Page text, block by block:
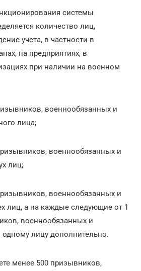
системы
количество лиц,
учета, в частности в
на предприятиях, в
при наличии на военном
военнообязанных и
лица;
военнообязанных и
лиц;
военнообязанных и
лиц, а на каждые следующие от 1
военнообязанных и
одному лицу дополнительно.
менее 500 призывников,